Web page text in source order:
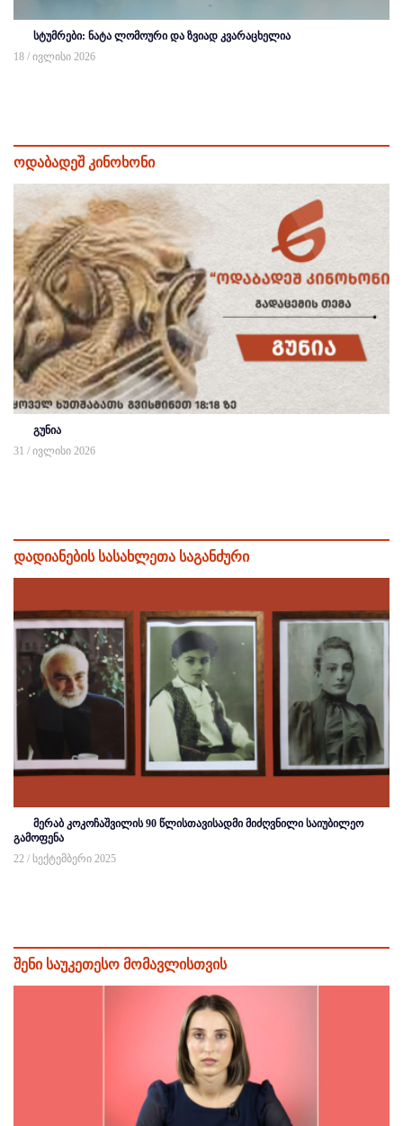
სტუმრები: ნატა ლომოური და ზვიად კვარაცხელია
18 / ივლისი 2026
ოდაბადეშ კინოხონი
გუნია
31 / ივლისი 2026
დადიანების სასახლეთა საგანძური
მერაბ კოკოჩაშვილის 90 წლისთავისადმი მიძღვნილი საიუბილეო
გამოფენა
22 / სექტემბერი 2025
შენი საუკეთესო მომავლისთვის